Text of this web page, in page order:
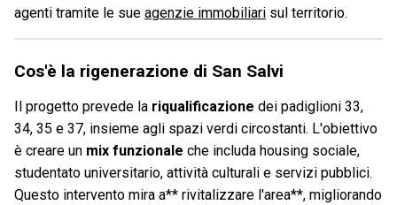
agenti tramite le sue agenzie immobiliari sul territorio.
Cos'è la rigenerazione di San Salvi
Il progetto prevede la riqualificazione dei padiglioni 33,
34, 35 e 37, insieme agli spazi verdi circostanti. L'obiettivo
è creare un mix funzionale che includa housing sociale,
studentato universitario, attività culturali e servizi pubblici.
Questo intervento mira a** rivitalizzare l'area**, migliorando